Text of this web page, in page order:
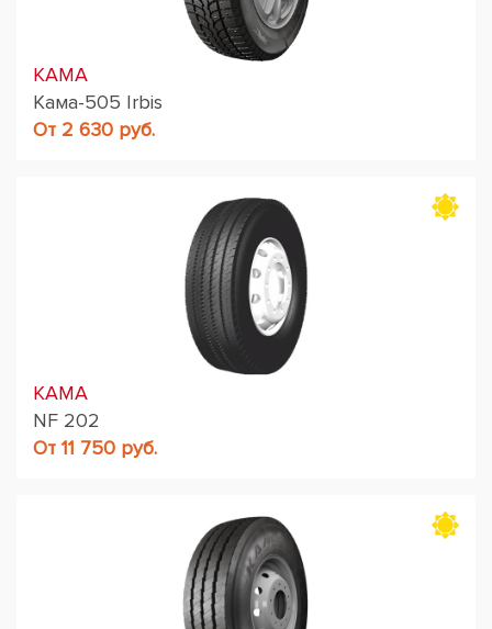
KAMA
Кама-505 Irbis
От 2 630 руб.
KAMA
NF 202
От 11 750 руб.